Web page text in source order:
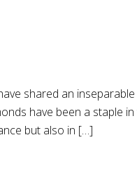
shared an
have been a staple
but also in […]